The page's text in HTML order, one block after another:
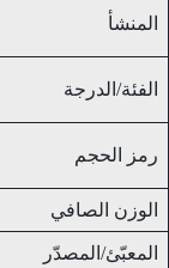
المنشأ
الفئة/الدرجة
رمز الحجم
الوزن الصافي
المعبّئ/المصدّر